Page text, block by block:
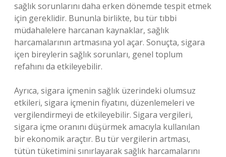
sağlık sorunlarını daha erken dönemde tespit etmek
için gereklidir. Bununla birlikte, bu tür tıbbi
müdahalelere harcanan kaynaklar, sağlık
harcamalarının artmasına yol açar. Sonuçta, sigara
içen bireylerin sağlık sorunları, genel toplum
refahını da etkileyebilir.
Ayrıca, sigara içmenin sağlık üzerindeki olumsuz
etkileri, sigara içmenin fiyatını, düzenlemeleri ve
vergilendirmeyi de etkileyebilir. Sigara vergileri,
sigara içme oranını düşürmek amacıyla kullanılan
bir ekonomik araçtır. Bu tür vergilerin artması,
tütün tüketimini sınırlayarak sağlık harcamalarını